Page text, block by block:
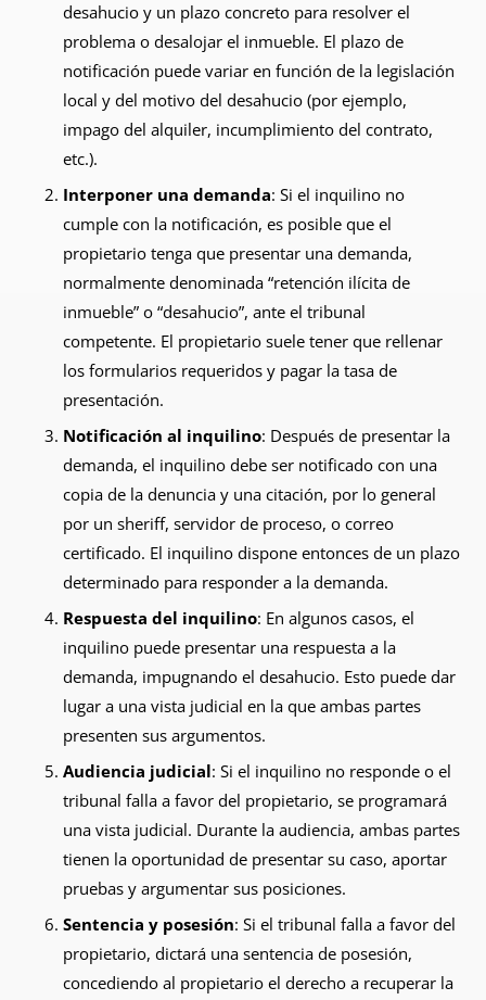
desahucio y un plazo concreto para resolver el
problema o desalojar el inmueble. El plazo de
notificación puede variar en función de la legislación
local y del motivo del desahucio (por ejemplo,
impago del alquiler, incumplimiento del contrato,
etc.).
Interponer una demanda: Si el inquilino no
cumple con la notificación, es posible que el
propietario tenga que presentar una demanda,
normalmente denominada “retención ilícita de
inmueble” o “desahucio”, ante el tribunal
competente. El propietario suele tener que rellenar
los formularios requeridos y pagar la tasa de
presentación.
Notificación al inquilino: Después de presentar la
demanda, el inquilino debe ser notificado con una
copia de la denuncia y una citación, por lo general
por un sheriff, servidor de proceso, o correo
certificado. El inquilino dispone entonces de un plazo
determinado para responder a la demanda.
Respuesta del inquilino: En algunos casos, el
inquilino puede presentar una respuesta a la
demanda, impugnando el desahucio. Esto puede dar
lugar a una vista judicial en la que ambas partes
presenten sus argumentos.
Audiencia judicial: Si el inquilino no responde o el
tribunal falla a favor del propietario, se programará
una vista judicial. Durante la audiencia, ambas partes
tienen la oportunidad de presentar su caso, aportar
pruebas y argumentar sus posiciones.
Sentencia y posesión: Si el tribunal falla a favor del
propietario, dictará una sentencia de posesión,
concediendo al propietario el derecho a recuperar la